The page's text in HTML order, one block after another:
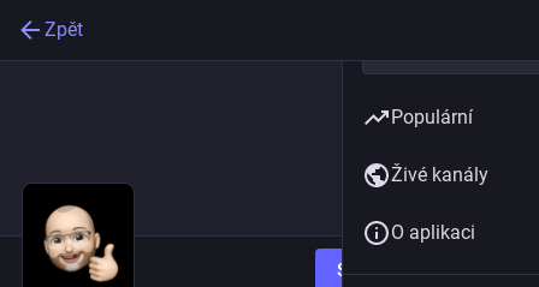
Zpět
Sledovat
Populární
Živé kanály
O aplikaci